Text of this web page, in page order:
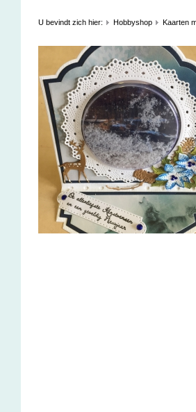
U bevindt zich hier: Hobbyshop Kaarten